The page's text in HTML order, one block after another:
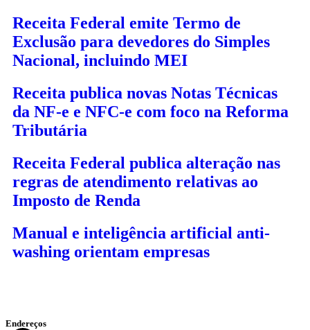
Receita Federal emite Termo de
Exclusão para devedores do Simples
Nacional, incluindo MEI
Receita publica novas Notas Técnicas
da NF-e e NFC-e com foco na Reforma
Tributária
Receita Federal publica alteração nas
regras de atendimento relativas ao
Imposto de Renda
Manual e inteligência artificial anti-
washing orientam empresas
Endereços